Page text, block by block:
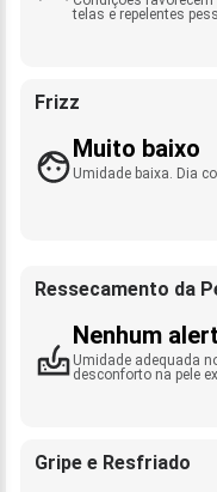
telas e repelentes
Frizz
Muito baixo
Umidade baixa. Dia
Ressecamento da
Nenhum
Umidade adequada
desconforto na pele
Gripe e Resfriado